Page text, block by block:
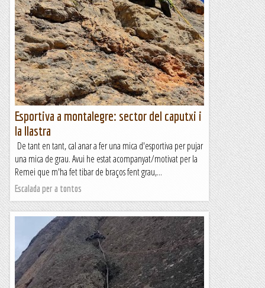
Esportiva a montalegre: sector del caputxi i
la llastra
De tant en tant, cal anar a fer una mica d'esportiva per pujar
una mica de grau. Avui he estat acompanyat/motivat per la
Remei que m'ha fet tibar de braços fent grau,...
Escalada per a tontos